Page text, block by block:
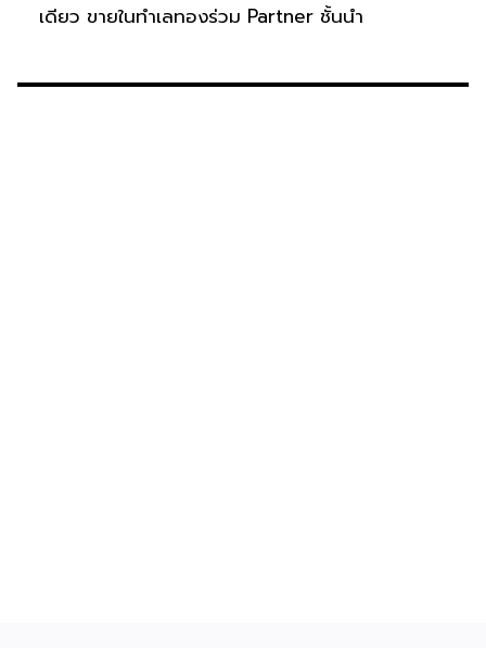
เดียว ขายในทำเลทองร่วม Partner ชั้นนำ